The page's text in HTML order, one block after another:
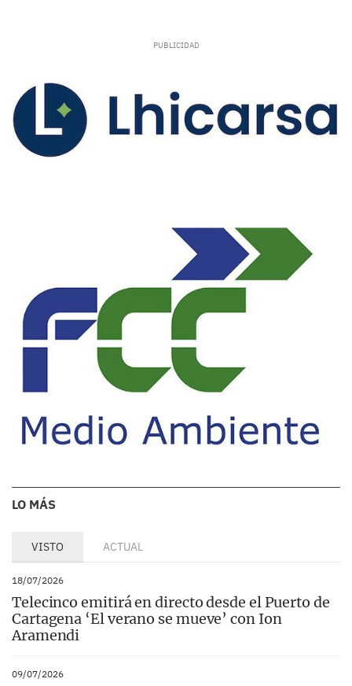
LO MÁS
VISTO ACTUAL
18/07/2026
Telecinco emitirá en directo desde el Puerto de
Cartagena ‘El verano se mueve’ con Ion
Aramendi
09/07/2026